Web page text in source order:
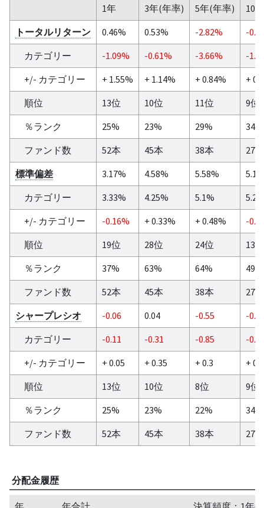
1年 3年(年率) 5年(年率)
10
トータルリターン
0.46% 0.53% -2.82%
-
カテゴリー
-1.09% -0.61% -3.66%
-
+/- カテゴリー
+ 1.55% + 1.14% + 0.84%
+
順位
13位 10位 11位
9位
％ランク
25% 23% 29%
34%
ファンド数
52本 45本 38本
27本
標準偏差
3.17% 4.58% 5.58%
カテゴリー
3.33% 4.25% 5.1%
+/- カテゴリー
-0.16% + 0.33% + 0.48%
-
順位
19位 28位 24位
13位
％ランク
37% 63% 64%
49%
ファンド数
52本 45本 38本
27本
シャープレシオ
-0.06 0.04 -0.55
-
カテゴリー
-0.11 -0.31 -0.85
-
+/- カテゴリー
+ 0.05 + 0.35 + 0.3
+
順位
13位 10位 8位
9位
％ランク
25% 23% 22%
34%
ファンド数
52本 45本 38本 27本
分配金履歴